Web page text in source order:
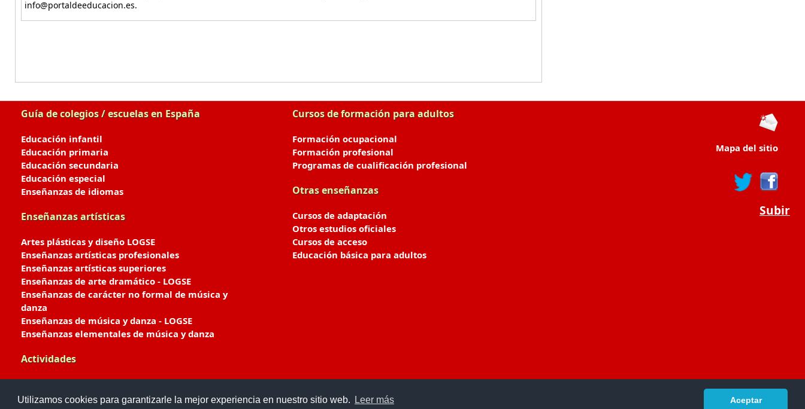
Utilizamos cookies para garantizarle la mejor experiencia en nuestro sitio web. Leer más Aceptar
info@portaldeeducacion.es.
Guía de colegios / escuelas en España
Educación infantil
Educación primaria
Educación secundaria
Educación especial
Enseñanzas de idiomas
Enseñanzas artísticas
Artes plásticas y diseño LOGSE
Enseñanzas artísticas profesionales
Enseñanzas artísticas superiores
Enseñanzas de arte dramático - LOGSE
Enseñanzas de carácter no formal de música y
danza
Enseñanzas de música y danza - LOGSE
Enseñanzas elementales de música y danza
Actividades
Cursos de formación para adultos
Formación ocupacional
Formación profesional
Programas de cualificación profesional
Otras enseñanzas
Cursos de adaptación
Otros estudios oficiales
Cursos de acceso
Educación básica para adultos
Mapa del sitio
Subir